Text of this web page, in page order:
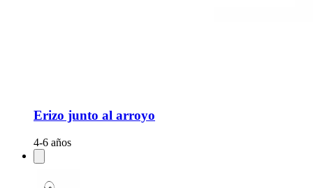
Erizo junto al arroyo
4-6 años